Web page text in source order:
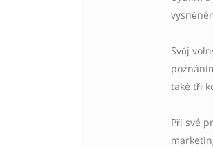
Svůj
také tři
Při své